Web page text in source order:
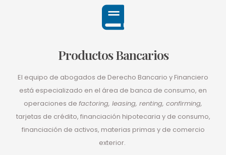
Productos Bancarios
El equipo de abogados de Derecho Bancario y Financiero
está especializado en el área de banca de consumo, en
operaciones de factoring, leasing, renting, confirming,
tarjetas de crédito, financiación hipotecaria y de consumo,
financiación de activos, materias primas y de comercio
exterior.